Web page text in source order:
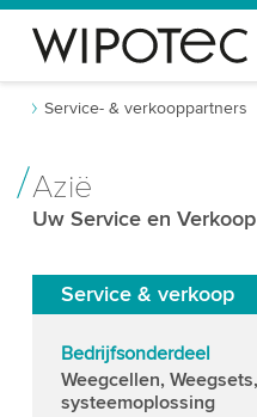
Service- & verkooppartners
Azië
Uw Service en
Service & verkoop
Bedrijfsonderdeel
Weegcellen,
systeemoplossing